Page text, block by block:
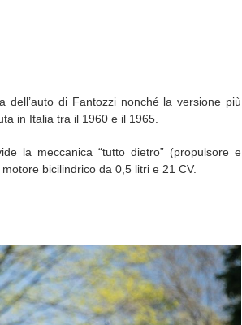
dell’auto di Fantozzi nonché la versione più
in Italia tra il 1960 e il 1965.
la meccanica “tutto dietro” (propulsore e
bicilindrico da 0,5 litri e 21 CV.